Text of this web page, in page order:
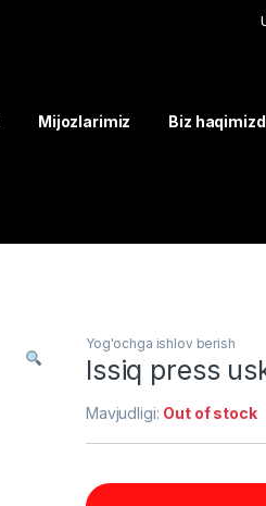
Mijozlarimiz Biz
Yog'ochga ishlov berish
Issiq press
Mavjudligi: Out of stock